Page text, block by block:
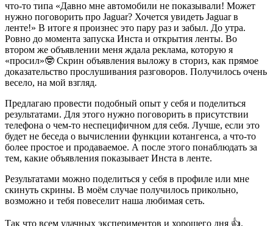
что-то типа «Давно мне автомобили не показывали! Может
нужно поговорить про Jaguar? Хочется увидеть Jaguar в
ленте!» В итоге я произнес это пару раз и забыл. До утра.
Ровно до момента запуска Инста и открытия ленты. Во
втором же объявлении меня ждала реклама, которую я
«просил»🤓 Скрин объявления выложу в сториз, как прямое
доказательство прослушивания разговоров. Получилось очень
весело, на мой взгляд.
Предлагаю провести подобный опыт у себя и поделиться
результатами. Для этого нужно поговорить в присутствии
телефона о чем-то неспецифичном для себя. Лучше, если это
будет не беседа о вычислении функции котангенса, а что-то
более простое и продаваемое. А после этого понаблюдать за
тем, какие объявления показывает Инста в ленте.
Результатами можно поделиться у себя в профиле или мне
скинуть скрины. В моём случае получилось прикольно,
возможно и тебя повеселит наша любимая сеть.
Так что всем удачных экспериментов и хорошего дня 👍.